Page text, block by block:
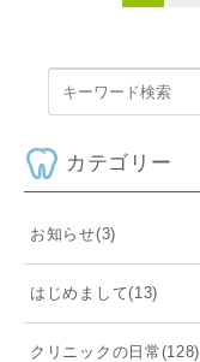
カテゴリー
お知らせ(3)
はじめまして(13)
クリニックの日常(128)